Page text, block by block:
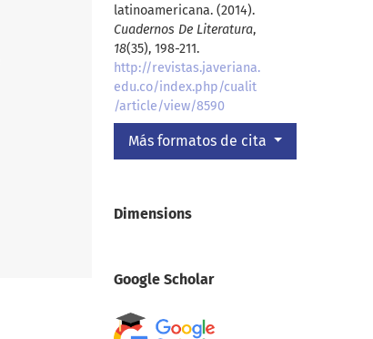
latinoamericana. (2014).
Cuadernos De Literatura,
18(35), 198-211.
http://revistas.javeriana.
edu.co/index.php/cualit
/article/view/8590
Más formatos de cita
Dimensions
Google Scholar